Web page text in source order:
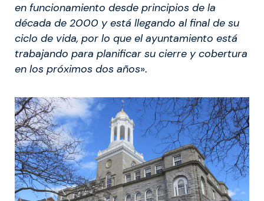
en funcionamiento desde principios de la
década de 2000 y está llegando al final de su
ciclo de vida, por lo que el ayuntamiento está
trabajando para planificar su cierre y cobertura
en los próximos dos años».